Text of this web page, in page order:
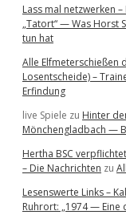
Lass mal netzwerken
„Tatort“ — Was Horst
tun hat
Alle Elfmeterschießen
Losentscheide) –
Erfindung
live Spiele zu Hinter
Mönchengladbach —
Hertha BSC
– Die Nachrichten zu
Lesenswerte Links –
Ruhrort: „1974 — Eine